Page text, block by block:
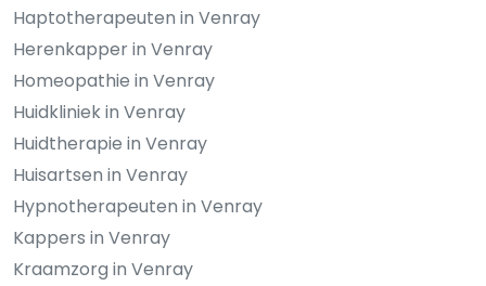
Haptotherapeuten in Venray
Herenkapper in Venray
Homeopathie in Venray
Huidkliniek in Venray
Huidtherapie in Venray
Huisartsen in Venray
Hypnotherapeuten in Venray
Kappers in Venray
Kraamzorg in Venray